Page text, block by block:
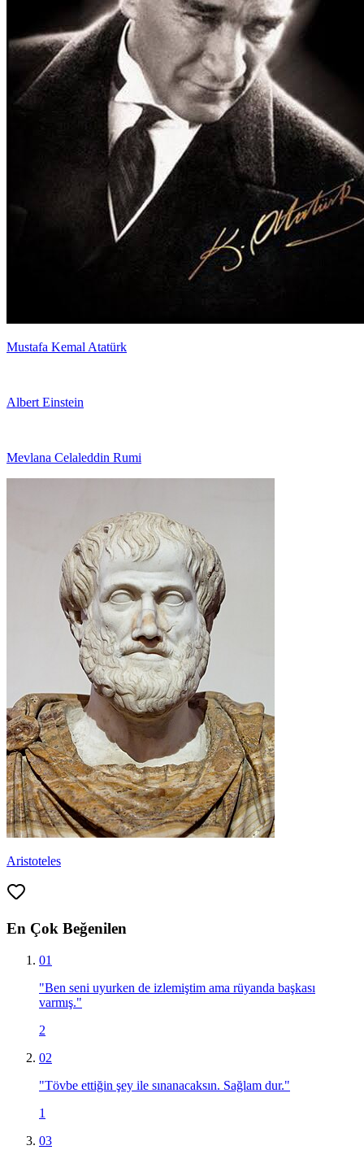
Mustafa Kemal Atatürk
Albert Einstein
Mevlana Celaleddin Rumi
Aristoteles
En Çok Beğenilen
01
"Ben seni uyurken de izlemiştim ama rüyanda başkası
varmış."
2
02
"Tövbe ettiğin şey ile sınanacaksın. Sağlam dur."
1
03